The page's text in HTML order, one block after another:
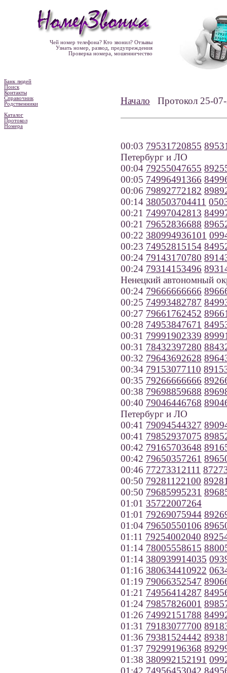
Чей номер телефона? Кто звонил? Отзывы
Узнать номер, развод, предупреждения
Проверка номера, мошенничество
Банк людей
Поиск
Контакты
Справочник
Родственники
Каталог
Протокол
Номера
Начало Протокол 25-
00:03 79531720855
Петербург и ЛО
00:04 79255047655
00:05 74996491366
00:06 79892772182
00:14 380503704411
00:21 74997042813
00:21 79652836688
00:22 380994936101
00:23 74952815154
00:24 79143170780
00:24 79314153496
Ненецкий автономный
00:24 79666666666
00:25 74993482787
00:27 79661762452
00:28 74953847671
00:31 79991902339
00:31 78432397280
00:32 79643692628
00:34 79153077110
00:35 79266666666
00:38 79698859688
00:40 79046446768
Петербург и ЛО
00:41 79094544327
00:41 79852937075
00:42 79165703648
00:42 79650357261
00:46 77273312111
00:50 79281122100
00:50 79685995231
01:01 35722007264
01:01 79269075944
01:04 79650550106
01:11 79254002040
01:14 78005558615
01:14 380939914035
01:16 380634410922
01:19 79066352547
01:21 74956414287
01:24 79857826001
01:26 74992151788
01:31 79183077700
01:36 79381524442
01:37 79299196368
01:38 380992152191
01:42 74956453042